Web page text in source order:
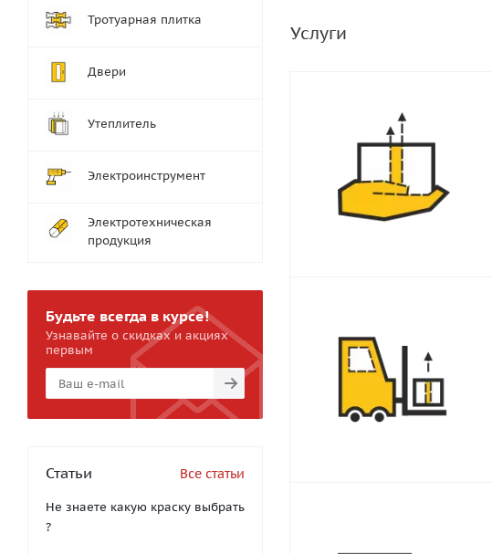
Услуги
Тротуарная плитка
Двери
Утеплитель
Электроинструмент
Электротехническая
продукция
Будьте всегда в курсе!
Узнавайте о скидках и акциях
первым
Статьи Все статьи
Не знаете какую краску выбрать
?